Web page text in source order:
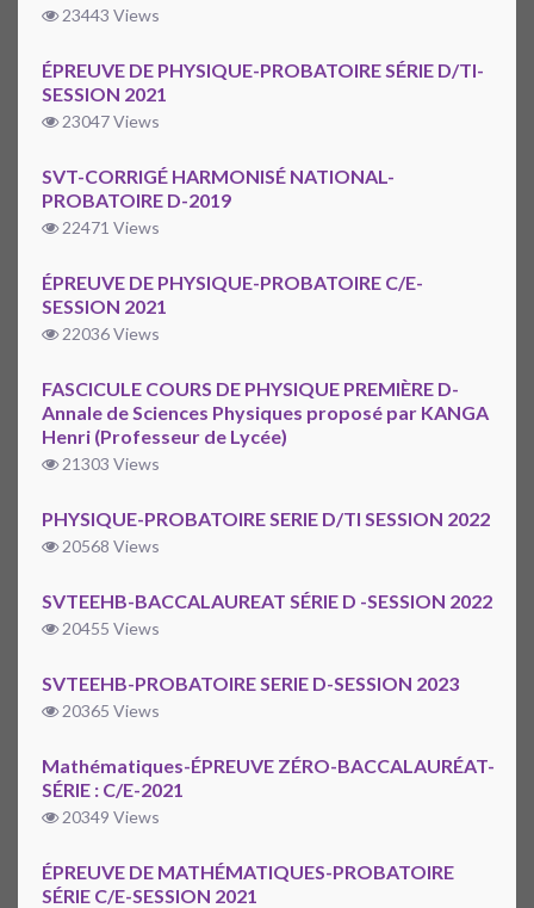
23443 Views
ÉPREUVE DE PHYSIQUE-PROBATOIRE SÉRIE D/TI-
SESSION 2021
23047 Views
SVT-CORRIGÉ HARMONISÉ NATIONAL-
PROBATOIRE D-2019
22471 Views
ÉPREUVE DE PHYSIQUE-PROBATOIRE C/E-
SESSION 2021
22036 Views
FASCICULE COURS DE PHYSIQUE PREMIÈRE D-
Annale de Sciences Physiques proposé par KANGA
Henri (Professeur de Lycée)
21303 Views
PHYSIQUE-PROBATOIRE SERIE D/TI SESSION 2022
20568 Views
SVTEEHB-BACCALAUREAT SÉRIE D -SESSION 2022
20455 Views
SVTEEHB-PROBATOIRE SERIE D-SESSION 2023
20365 Views
Mathématiques-ÉPREUVE ZÉRO-BACCALAURÉAT-
SÉRIE : C/E-2021
20349 Views
ÉPREUVE DE MATHÉMATIQUES-PROBATOIRE
SÉRIE C/E-SESSION 2021